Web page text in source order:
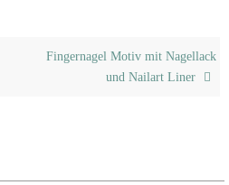
Fingernagel Motiv mit Nagellack
und Nailart Liner